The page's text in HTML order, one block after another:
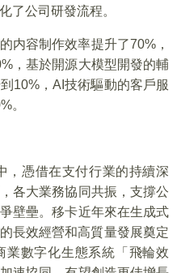
了公司研發流程。
内容制作效率提升了70%，
，基於開源大模型開發的輔
10%，AI技術驅動的客戶服
。
，憑借在支付行業的持續深
各大業務協同共振，支撐公
壁壘。移卡近年來在生成式
長效經營和高質量發展奠定
業數字化生態系統「飛輪效